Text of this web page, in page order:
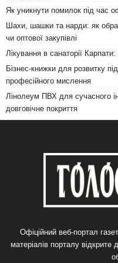
Як уникнути помилок під час
Шахи, шашки та нарди: як
чи оптової закупівлі
Лікування в санаторії
Бізнес-книжки для розвитку
професійного мислення
Лінолеум ПВХ для сучасного
довговічне покриття
Офіційний веб-портал
матеріалів порталу